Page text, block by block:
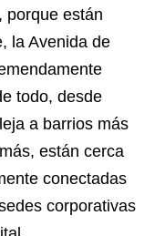
porque están
la Avenida de
todo, desde
a barrios más
están cerca
conectadas
corporativas